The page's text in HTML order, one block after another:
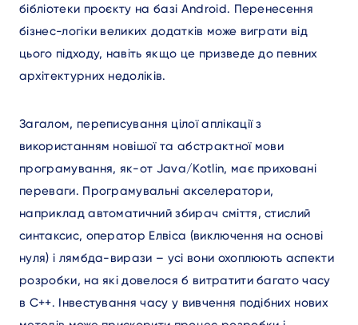
бібліотеки проєкту на базі Android. Перенесення
бізнес-логіки великих додатків може виграти від
цього підходу, навіть якщо це призведе до певних
архітектурних недоліків.
Загалом, переписування цілої аплікації з
використанням новішої та абстрактної мови
програмування, як-от Java/Kotlin, має приховані
переваги. Програмувальні акселератори,
наприклад автоматичний збирач сміття, стислий
синтаксис, оператор Елвіса (виключення на основі
нуля) і лямбда-вирази – усі вони охоплюють аспекти
розробки, на які довелося б витратити багато часу
в C++. Інвестування часу у вивчення подібних нових